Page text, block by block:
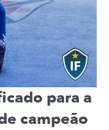
para a
campeão